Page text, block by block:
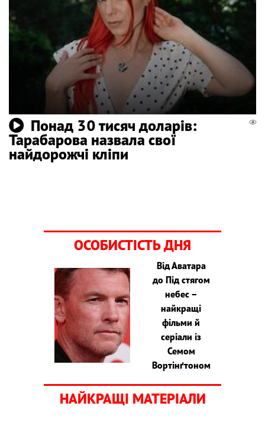
Понад 30 тисяч доларів:
Тарабарова назвала свої
найдорожчі кліпи
ОСОБИСТІСТЬ ДНЯ
Від Аватара
до Під стягом
небес –
найкращі
фільми й
серіали із
Семом
Вортінґтоном
НАЙКРАЩІ МАТЕРІАЛИ